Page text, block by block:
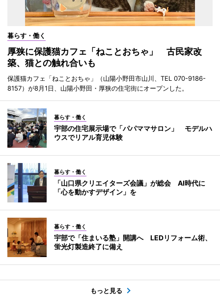
暮らす・働く
厚狭に保護猫カフェ「ねことおちゃ」 古民家改
築、猫との触れ合いも
保護猫カフェ「ねことおちゃ」（山陽小野田市山川、TEL 070-9186-
8157）が8月1日、山陽小野田・厚狭の住宅街にオープンした。
暮らす・働く
宇部の住宅展示場で「パパママサロン」 モデルハ
ウスでリアル育児体験
暮らす・働く
「山口県クリエイターズ会議」が総会 AI時代に
「心を動かすデザイン」を
暮らす・働く
宇部で「住まいる塾」開講へ LEDリフォーム術、
蛍光灯製造終了に備え
もっと見る